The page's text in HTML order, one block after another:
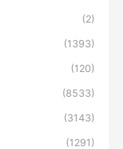
(2)
(1393)
(120)
(8533)
(3143)
(1291)